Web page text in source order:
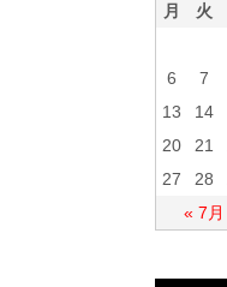
月 火
« 7月
6
7
13
14
20
21
27
28